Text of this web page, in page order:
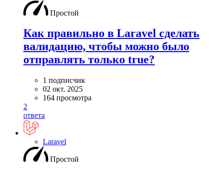
Простой
Как правильно в Laravel сделать
валидацию, чтобы можно было
отправлять только true?
1 подписчик
02 окт. 2025
164 просмотра
2
ответа
Laravel
Простой